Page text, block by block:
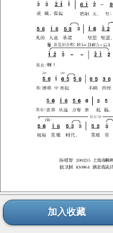
加入收藏